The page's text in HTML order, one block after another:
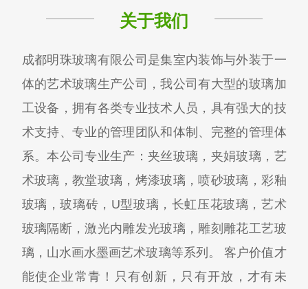
关于我们
成都明珠玻璃有限公司是集室内装饰与外装于一
体的艺术玻璃生产公司，我公司有大型的玻璃加
工设备，拥有各类专业技术人员，具有强大的技
术支持、专业的管理团队和体制、完整的管理体
系。本公司专业生产：夹丝玻璃，夹娟玻璃，艺
术玻璃，教堂玻璃，烤漆玻璃，喷砂玻璃，彩釉
玻璃，玻璃砖，U型玻璃，长虹压花玻璃，艺术
玻璃隔断，激光内雕发光玻璃，雕刻雕花工艺玻
璃，山水画水墨画艺术玻璃等系列。 客户价值才
能使企业常青！只有创新，只有开放，才有未